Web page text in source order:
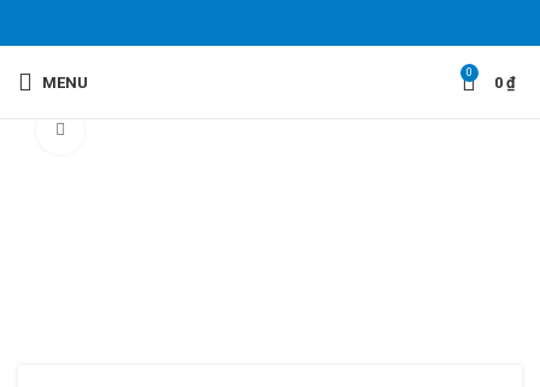
MENU
0
0 ₫